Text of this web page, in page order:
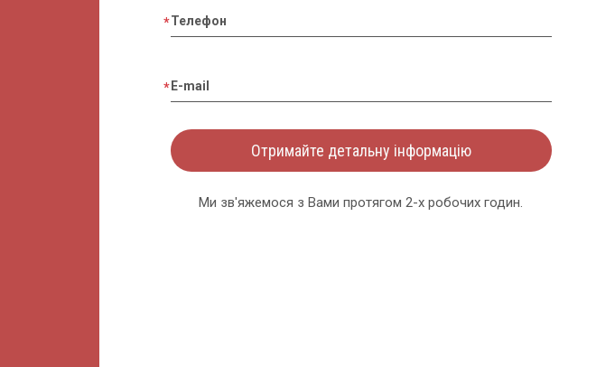
Телефон
E-mail
Отримайте детальну інформацію
Ми зв'яжемося з Вами протягом 2-х робочих годин.